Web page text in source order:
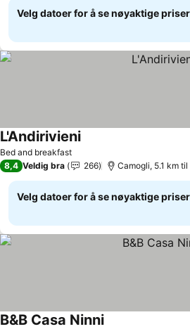
Velg datoer for å se nøyaktige priser
Bed and breakfast
L'Andirivieni
8,4 Veldig bra 266 Camogli, 5.1 km
Velg datoer for å se nøyaktige priser
B&B Casa Ninni